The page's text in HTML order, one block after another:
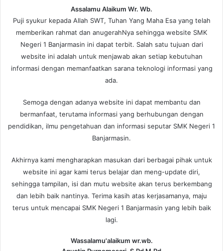
Assalamu Alaikum Wr. Wb.
Puji syukur kepada Allah SWT, Tuhan Yang Maha Esa yang telah
memberikan rahmat dan anugerahNya sehingga website SMK
Negeri 1 Banjarmasin ini dapat terbit. Salah satu tujuan dari
website ini adalah untuk menjawab akan setiap kebutuhan
informasi dengan memanfaatkan sarana teknologi informasi yang
ada.
Semoga dengan adanya website ini dapat membantu dan
bermanfaat, terutama informasi yang berhubungan dengan
pendidikan, ilmu pengetahuan dan informasi seputar SMK Negeri 1
Banjarmasin.
Akhirnya kami mengharapkan masukan dari berbagai pihak untuk
website ini agar kami terus belajar dan meng-update diri,
sehingga tampilan, isi dan mutu website akan terus berkembang
dan lebih baik nantinya. Terima kasih atas kerjasamanya, maju
terus untuk mencapai SMK Negeri 1 Banjarmasin yang lebih baik
lagi.
Wassalamu'alaikum wr.wb.